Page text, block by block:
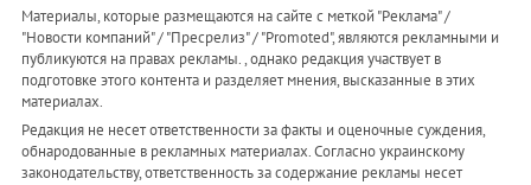
Материалы, которые размещаются на сайте с меткой "Реклама" /
"Новости компаний" / "Пресрелиз" / "Promoted", являются рекламными и
публикуются на правах рекламы. , однако редакция участвует в
подготовке этого контента и разделяет мнения, высказанные в этих
материалах.
Редакция не несет ответственности за факты и оценочные суждения,
обнародованные в рекламных материалах. Согласно украинскому
законодательству, ответственность за содержание рекламы несет